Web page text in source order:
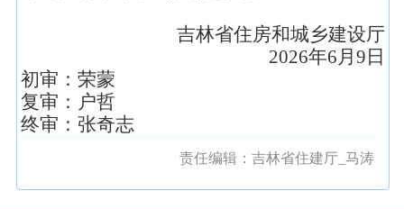
吉林省住房和城乡建设厅
2026年6月9日
初审：荣蒙
复审：户哲
终审：张奇志
责任编辑：吉林省住建厅_马涛